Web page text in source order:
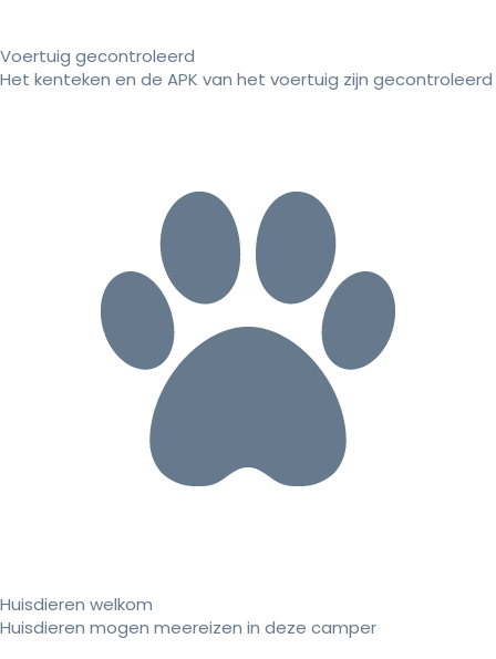
Voertuig gecontroleerd
Het kenteken en de APK van het voertuig zijn gecontroleerd
Huisdieren welkom
Huisdieren mogen meereizen in deze camper